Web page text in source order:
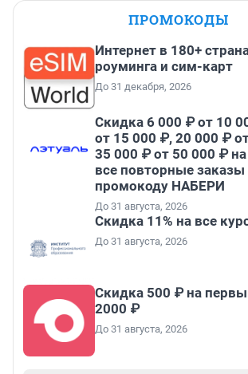
ПРОМОКОДЫ
Интернет в 180+
роуминга и сим-карт
До 31 декабря, 2026
Скидка 6 000 ₽ от 10
от 15 000 ₽, 20 000 ₽
35 000 ₽ от 50 000 ₽
все повторные заказы
промокоду НАБЕРИ
До 31 августа, 2026
Скидка 11% на все
До 31 августа, 2026
Скидка 500 ₽ на
2000 ₽
До 31 августа, 2026